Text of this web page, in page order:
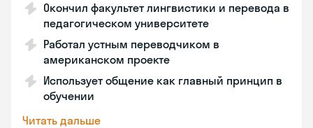
Окончил факультет лингвистики и перевода в
педагогическом университете
Работал устным переводчиком в
американском проекте
Использует общение как главный принцип в
обучении
Читать дальше